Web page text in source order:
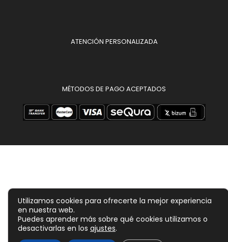
ATENCIÓN PERSONALIZADA
MÉTODOS DE PAGO ACEPTADOS
Utilizamos cookies para ofrecerte la mejor experiencia
en nuestra web.
Puedes aprender más sobre qué cookies utilizamos o
desactivarlas en los ajustes.